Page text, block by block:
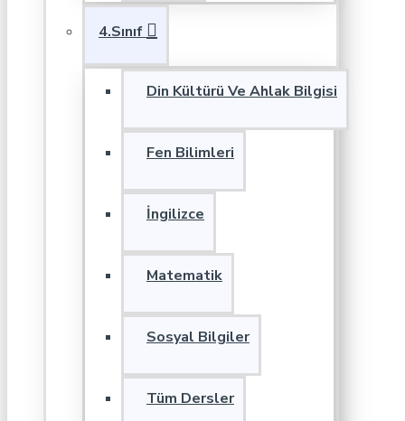
4.Sınıf
Din Kültürü Ve Ahlak Bilgisi
Fen Bilimleri
İngilizce
Matematik
Sosyal Bilgiler
Tüm Dersler